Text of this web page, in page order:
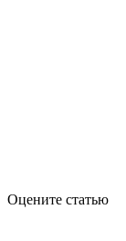
Оцените статью